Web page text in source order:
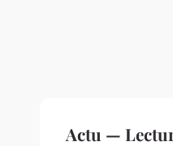
Actu —